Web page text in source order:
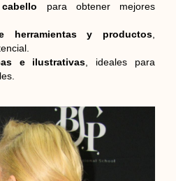
para obtener mejores
herramientas y productos
e ilustrativas , ideales para